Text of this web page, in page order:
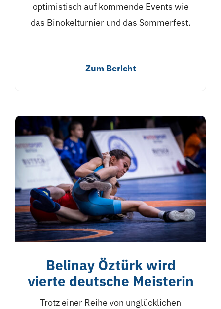
optimistisch auf kommende Events wie
das Binokelturnier und das Sommerfest.
Zum Bericht
Belinay Öztürk wird
vierte deutsche Meisterin
Trotz einer Reihe von unglücklichen